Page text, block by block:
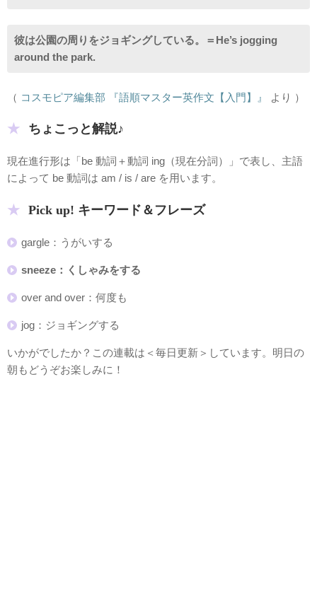
彼は公園の周りをジョギングしている。＝He’s jogging
around the park.
（ コスモピア編集部 『語順マスター英作文【入門】』 より ）
ちょこっと解説♪
現在進行形は「be 動詞＋動詞 ing（現在分詞）」で表し、主語
によって be 動詞は am / is / are を用います。
Pick up! キーワード＆フレーズ
gargle：うがいする
sneeze：くしゃみをする
over and over：何度も
jog：ジョギングする
いかがでしたか？この連載は＜毎日更新＞しています。明日の
朝もどうぞお楽しみに！